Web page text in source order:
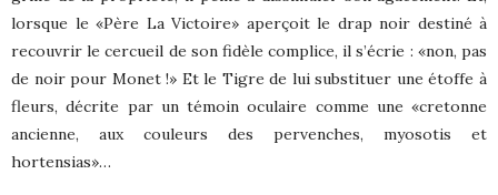
lorsque le «Père La Victoire» aperçoit le drap noir destiné à
recouvrir le cercueil de son fidèle complice, il s’écrie : «non, pas
de noir pour Monet !» Et le Tigre de lui substituer une étoffe à
fleurs, décrite par un témoin oculaire comme une «cretonne
ancienne, aux couleurs des pervenches, myosotis et
hortensias»…